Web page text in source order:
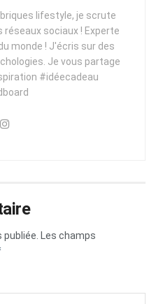
lifestyle, je scrute
sociaux ! Experte
monde ! J'écris sur des
Je vous partage
#idéecadeau
Les champs